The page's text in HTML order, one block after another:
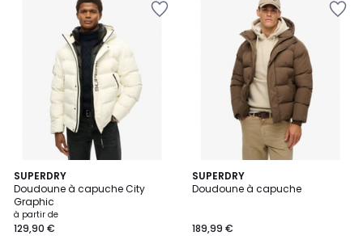
SUPERDRY
Doudoune à capuche City
Graphic
à partir de
129,90 €
2
Couleurs
SUPERDRY
Doudoune à capuche
189,99 €